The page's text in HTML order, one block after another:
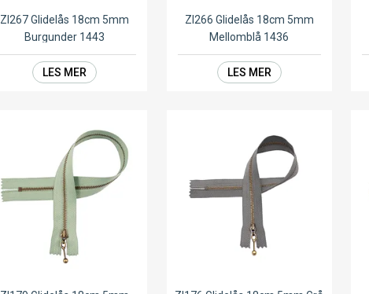
ZI267 Glidelås 18cm 5mm
Burgunder 1443
LES MER
ZI266 Glidelås 18cm 5mm
Mellomblå 1436
LES MER